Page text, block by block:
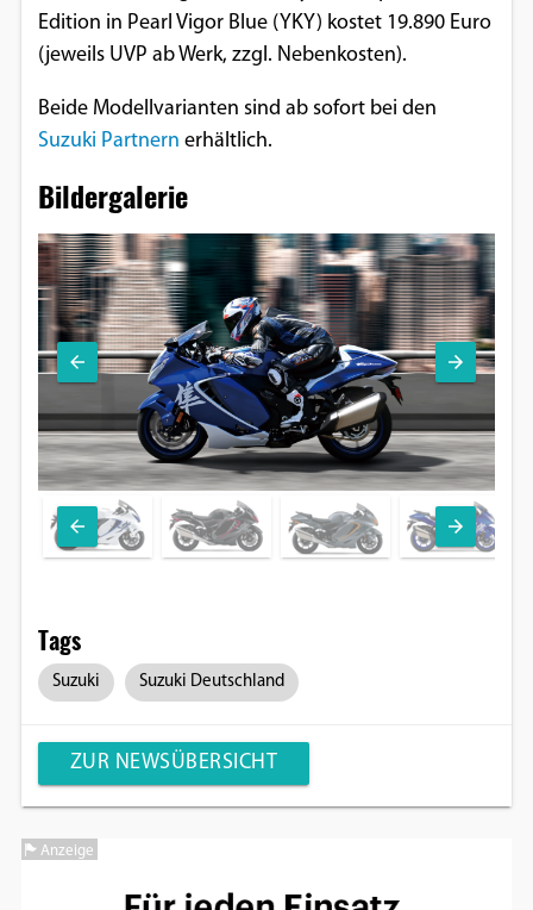
Edition in Pearl Vigor Blue (YKY) kostet 19.890 Euro
(jeweils UVP ab Werk, zzgl. Nebenkosten).
Beide Modellvarianten sind ab sofort bei den
Suzuki Partnern erhältlich.
Bildergalerie
Tags
Suzuki Suzuki Deutschland
ZUR NEWSÜBERSICHT
Anzeige